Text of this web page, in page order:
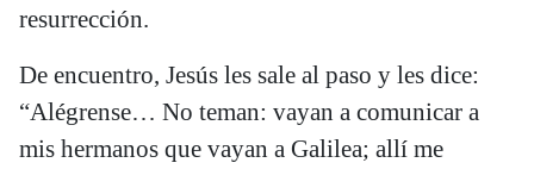
resurrección.
De encuentro, Jesús les sale al paso y les dice:
“Alégrense… No teman: vayan a comunicar a
mis hermanos que vayan a Galilea; allí me